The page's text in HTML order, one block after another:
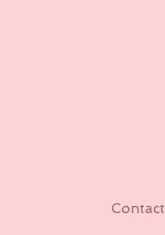
Contact